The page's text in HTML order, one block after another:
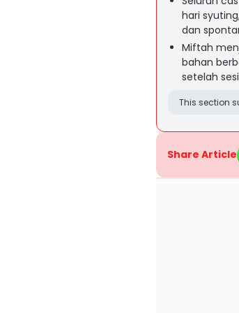
hari
dan
Miftah
bahan
setelah
This section
Share Article